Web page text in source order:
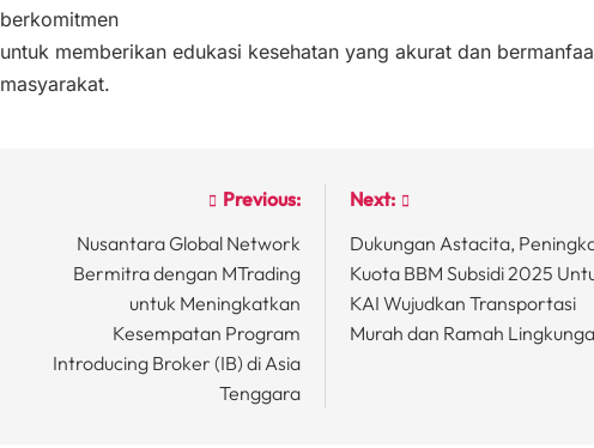
berkomitmen
untuk memberikan edukasi kesehatan yang akurat dan
masyarakat.
navigation
Previous:
Nusantara Global Network
Bermitra dengan MTrading
untuk Meningkatkan
Kesempatan Program
Introducing Broker (IB) di Asia
Tenggara
Next:
Dukungan Astacita,
Kuota BBM Subsidi 2025
KAI Wujudkan Transportasi
Murah dan Ramah